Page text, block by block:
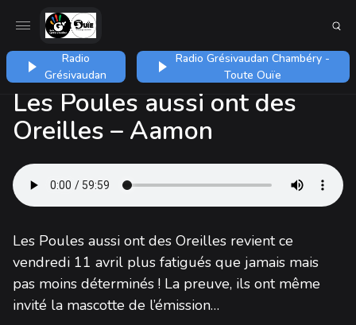
Radio
Grésivaudan
Radio Grésivaudan Chambéry -
Toute Ouïe
Les Poules aussi ont des
Oreilles – Aamon
Les Poules aussi ont des Oreilles revient ce
vendredi 11 avril plus fatigués que jamais mais
pas moins déterminés ! La preuve, ils ont même
invité la mascotte de l’émission…